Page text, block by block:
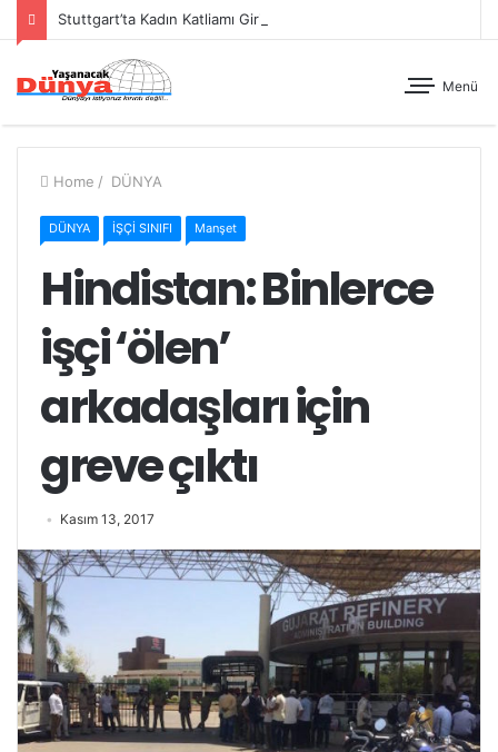
Menü
Home / DÜNYA
DÜNYA İŞÇİ SINIFI Manşet
Hindistan: Binlerce
işçi ‘ölen’
arkadaşları için
greve çıktı
Kasım 13, 2017